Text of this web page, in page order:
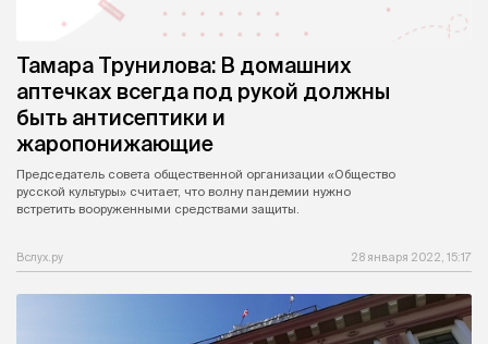
Тамара Трунилова: В домашних
аптечках всегда под рукой должны
быть антисептики и
жаропонижающие
Председатель совета общественной организации «Общество
русской культуры» считает, что волну пандемии нужно
встретить вооруженными средствами защиты.
Вслух.ру 28 января 2022, 15:17